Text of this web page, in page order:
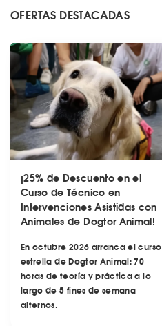
OFERTAS DESTACADAS
¡25% de Descuento en el
Curso de Técnico en
Intervenciones Asistidas con
Animales de Dogtor Animal!
En octubre 2026 arranca el curso
estrella de Dogtor Animal: 70
horas de teoría y práctica a lo
largo de 5 fines de semana
alternos.